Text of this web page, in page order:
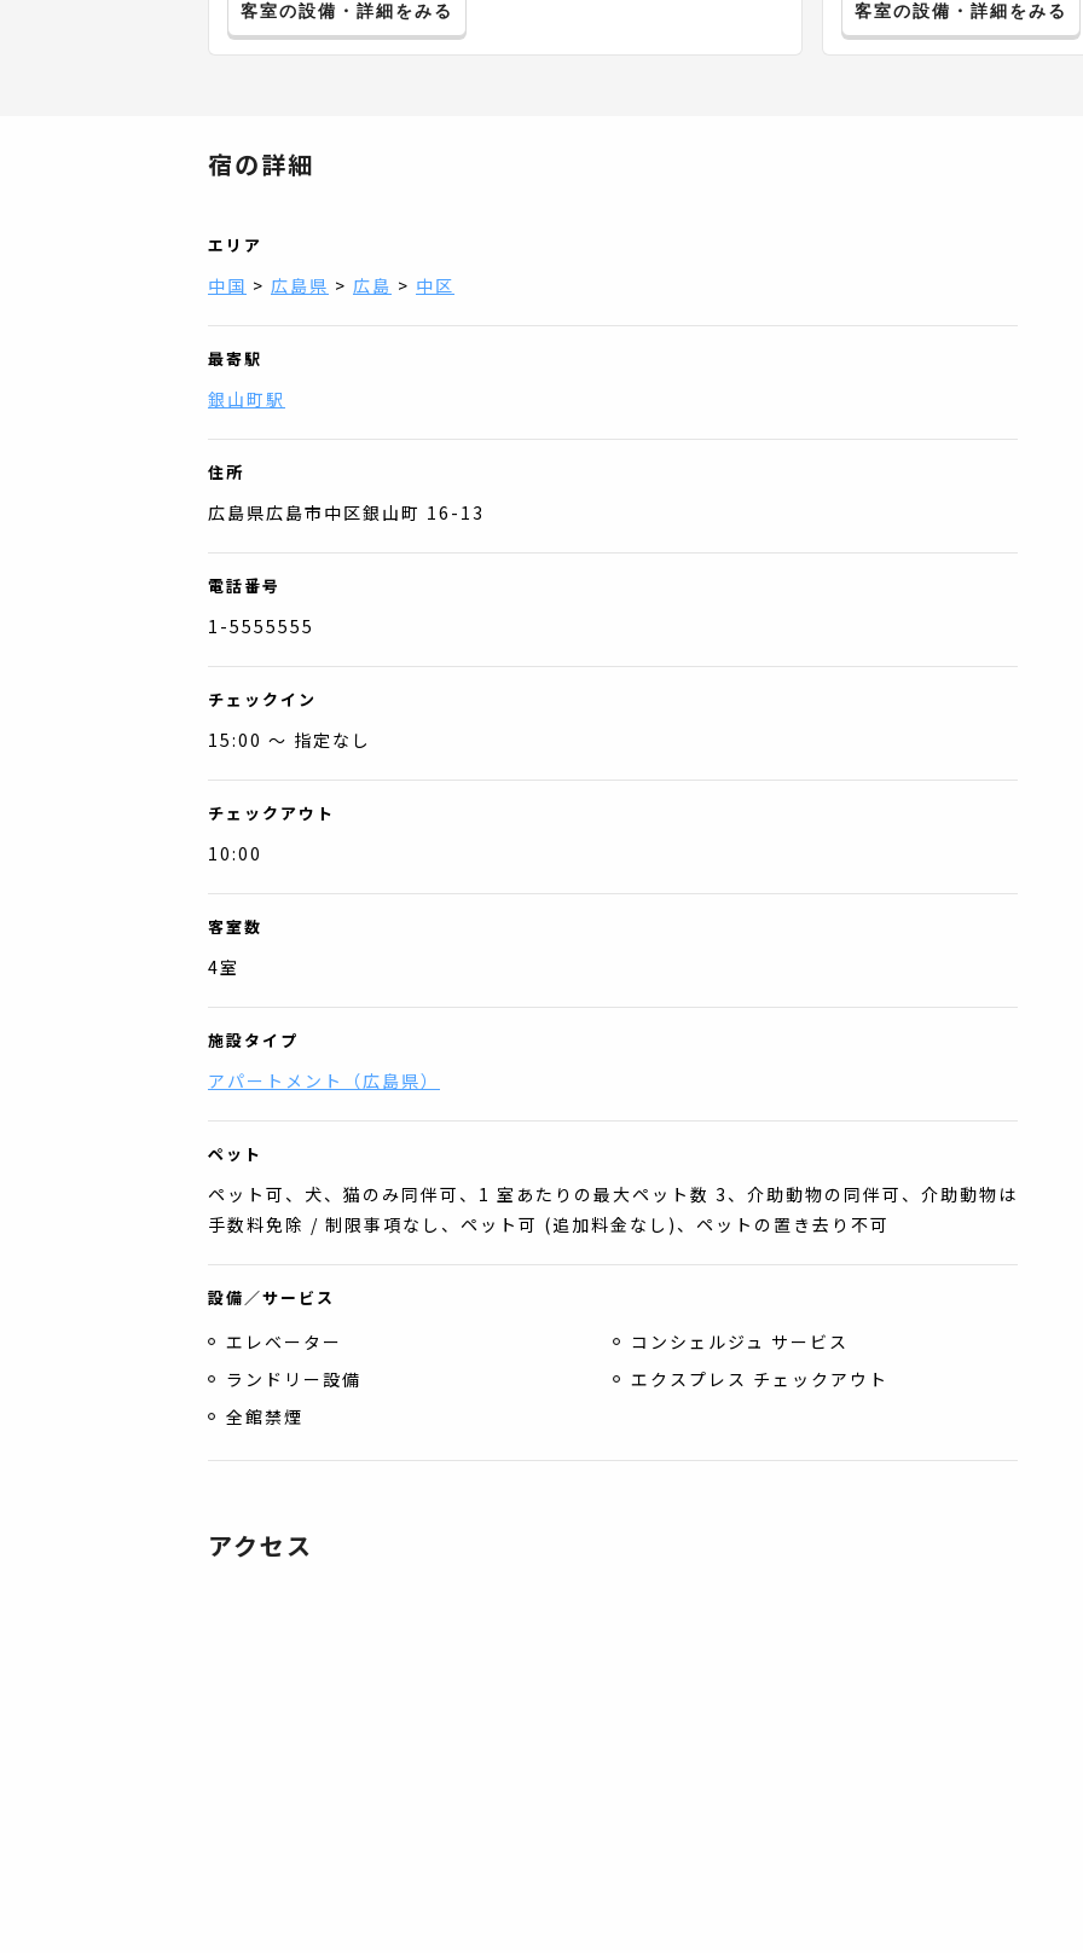
客室の設備・詳細をみる 客室の設備・詳細をみる
宿の詳細
エリア
中国 > 広島県 > 広島 > 中区
最寄駅
銀山町駅
住所
広島県広島市中区銀山町 16-13
電話番号
1-5555555
チェックイン
15:00 〜 指定なし
チェックアウト
10:00
客室数
4室
施設タイプ
アパートメント （広島県）
ペット
ペット可、犬、猫のみ同伴可、1 室あたりの最大ペット数 3、介助動物の同伴可、介助動物は
手数料免除 / 制限事項なし、ペット可 (追加料金なし)、ペットの置き去り不可
設備／サービス
エレベーター
コンシェルジュ サービス
ランドリー設備
エクスプレス チェックアウト
全館禁煙
アクセス